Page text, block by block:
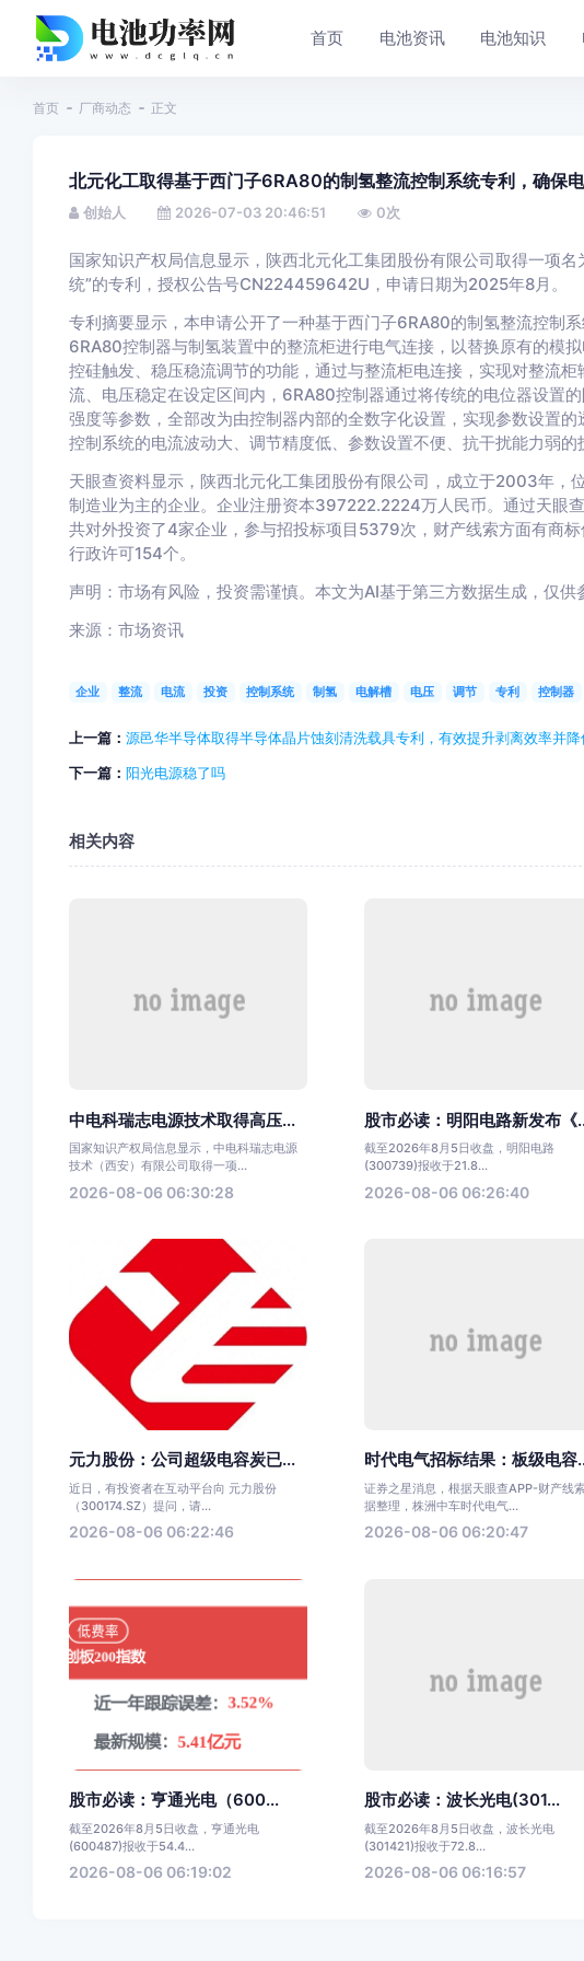
首页 电池资讯 电池知识
首页 厂商动态 正文
北元化工取得基于西门子6RA80的制氢整流控制系统专利，确保
创始人 2026-07-03 20:46:51 0次
国家知识产权局信息显示，陕西北元化工集团股份有限公司取得一项
统”的专利，授权公告号CN224459642U，申请日期为2025年8月。
专利摘要显示，本申请公开了一种基于西门子6RA80的制氢整流控制
6RA80控制器与制氢装置中的整流柜进行电气连接，以替换原有的模
控硅触发、稳压稳流调节的功能，通过与整流柜电连接，实现对整流
流、电压稳定在设定区间内，6RA80控制器通过将传统的电位器设置
强度等参数，全部改为由控制器内部的全数字化设置，实现参数设置
控制系统的电流波动大、调节精度低、参数设置不便、抗干扰能力弱的
天眼查资料显示，陕西北元化工集团股份有限公司，成立于2003年，
制造业为主的企业。企业注册资本397222.2224万人民币。通过天眼
共对外投资了4家企业，参与招投标项目5379次，财产线索方面有商
行政许可154个。
声明：市场有风险，投资需谨慎。本文为AI基于第三方数据生成，仅供
来源：市场资讯
企业 整流 电流 投资 控制系统 制氢 电解槽 电压 调节 专利 控制器
上一篇： 源邑华半导体取得半导体晶片蚀刻清洗载具专利，有效提升剥离效率并降
下一篇： 阳光电源稳了吗
相关内容
中电科瑞志电源技术取得高压...
国家知识产权局信息显示，中电科瑞志电源
技术（西安）有限公司取得一项...
2026-08-06 06:30:28
股市必读：明阳电路新发布《
截至2026年8月5日收盘，明阳电路
(300739)报收于21.8...
2026-08-06 06:26:40
元力股份：公司超级电容炭已...
近日，有投资者在互动平台向 元力股份
（300174.SZ）提问，请...
2026-08-06 06:22:46
时代电气招标结果：板级电容
证券之星消息，根据天眼查APP-财产线
据整理，株洲中车时代电气...
2026-08-06 06:20:47
股市必读：亨通光电（600...
截至2026年8月5日收盘，亨通光电
(600487)报收于54.4...
2026-08-06 06:19:02
股市必读：波长光电(301...
截至2026年8月5日收盘，波长光电
(301421)报收于72.8...
2026-08-06 06:16:57